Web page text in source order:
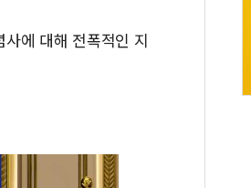
에 대해 전폭적인 지